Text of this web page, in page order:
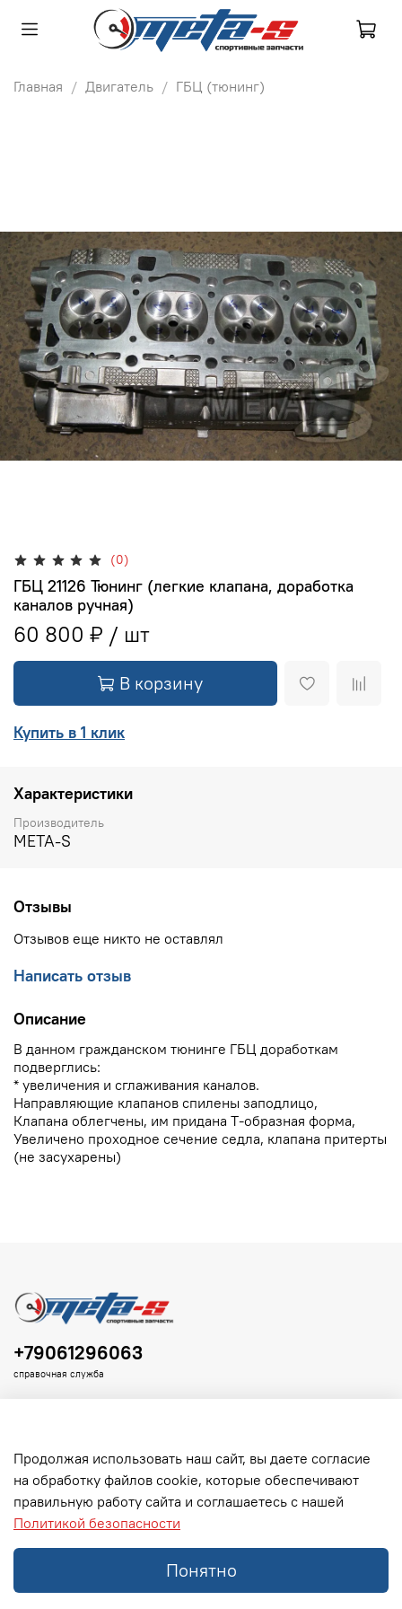
Главная Двигатель ГБЦ (тюнинг)
(0)
ГБЦ 21126 Тюнинг (легкие клапана, доработка
каналов ручная)
60 800 ₽
В корзину
Купить в 1 клик
Характеристики
Производитель
META-S
Отзывы
Отзывов еще никто не оставлял
Написать отзыв
Описание
В данном гражданском тюнинге ГБЦ доработкам
подверглись:
* увеличения и сглаживания каналов.
Направляющие клапанов спилены заподлицо,
Клапана облегчены, им придана Т-образная форма,
Увеличено проходное сечение седла, клапана притерты
(не засухарены)
Клиенту
Информация
+79061296063
справочная служба
Продолжая использовать наш сайт, вы даете согласие
на обработку файлов cookie, которые обеспечивают
правильную работу сайта и соглашаетесь с нашей
Политикой безопасности
Понятно